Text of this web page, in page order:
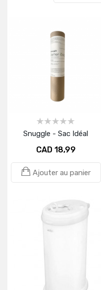
Snuggle - Sac Idéal
CAD 18,99
Ajouter au panier